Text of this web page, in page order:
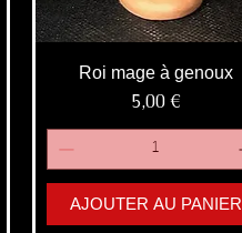
Roi mage à genoux
Prix
5,00 €
AJOUTER AU PANIER